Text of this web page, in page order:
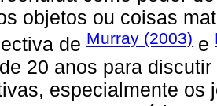
objetos ou coisas
de Murray (2003) e
20 anos para
especialmente os